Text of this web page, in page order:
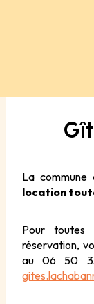
La commune
location
Pour toutes
réservation,
au 06 50